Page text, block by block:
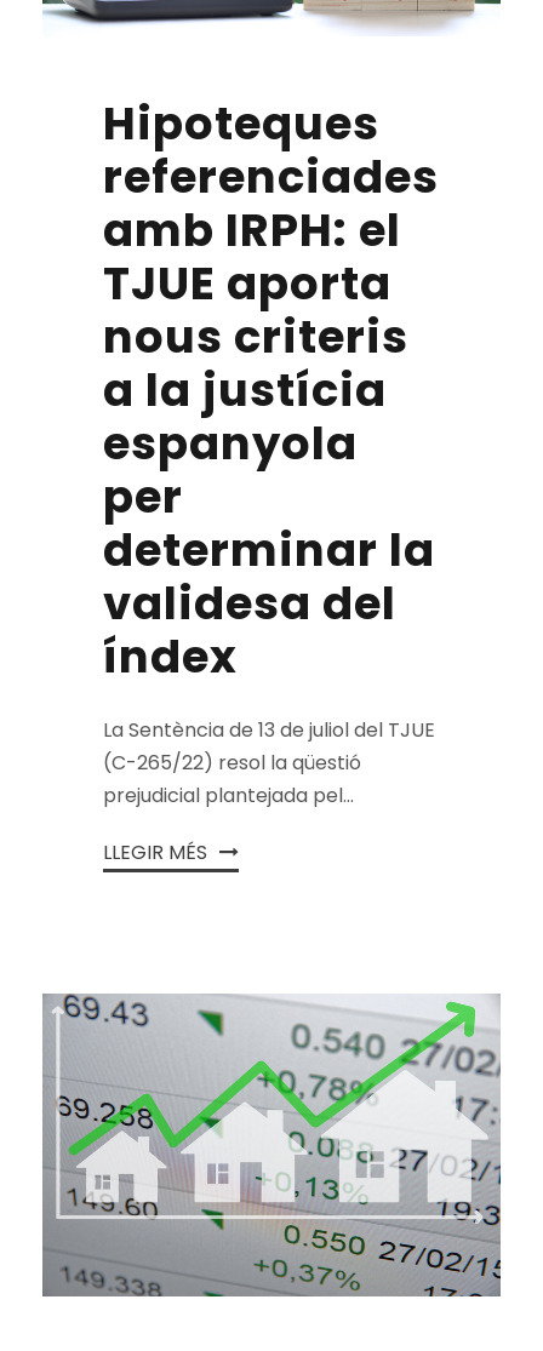
Hipoteques
referenciades
amb IRPH: el
TJUE aporta
nous criteris
a la justícia
espanyola
per
determinar la
validesa del
índex
La Sentència de 13 de juliol del TJUE
(C-265/22) resol la qüestió
prejudicial plantejada pel...
LLEGIR MÉS